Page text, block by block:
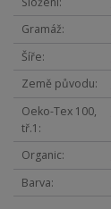
Gramáž
Šíře
Země původu
Oeko-Tex 100,
tř.1
Organic
Barva